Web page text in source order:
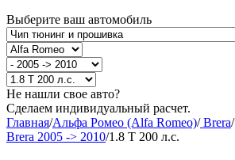
Выберите ваш автомобиль
Не нашли свое авто?
Сделаем индивидуальный расчет.
Главная/Альфа Ромео (Alfa Romeo)/Brera/
Brera 2005 -> 2010/1.8 T 200 л.с.